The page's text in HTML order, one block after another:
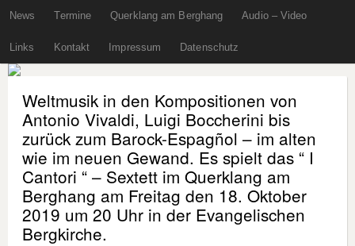
News Termine Querklang am Berghang Audio – Video
Links Kontakt Impressum Datenschutz
Weltmusik in den Kompositionen von
Antonio Vivaldi, Luigi Boccherini bis
zurück zum Barock-Espagñol – im alten
wie im neuen Gewand. Es spielt das “ I
Cantori “ – Sextett im Querklang am
Berghang am Freitag den 18. Oktober
2019 um 20 Uhr in der Evangelischen
Bergkirche.